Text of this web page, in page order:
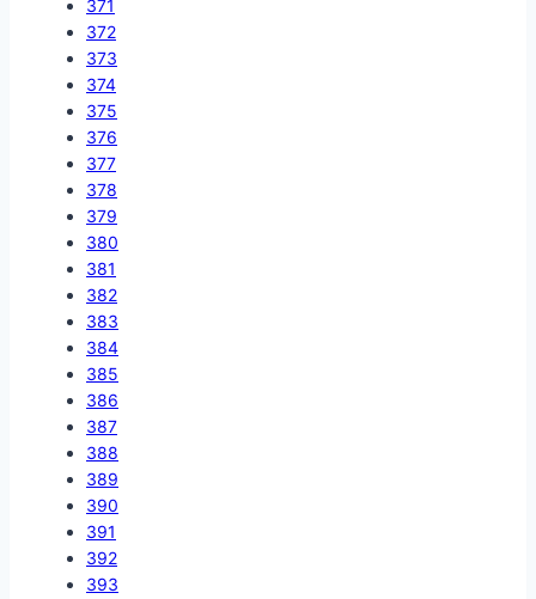
371
372
373
374
375
376
377
378
379
380
381
382
383
384
385
386
387
388
389
390
391
392
393